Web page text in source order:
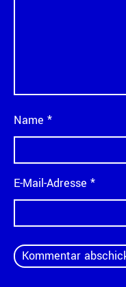
Name *
E-Mail-Adresse *